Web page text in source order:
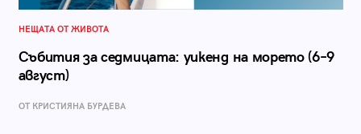
НЕЩАТА ОТ ЖИВОТА
Събития за седмицата: уикенд на морето (6–9
август)
ОТ КРИСТИЯНА БУРДЕВА